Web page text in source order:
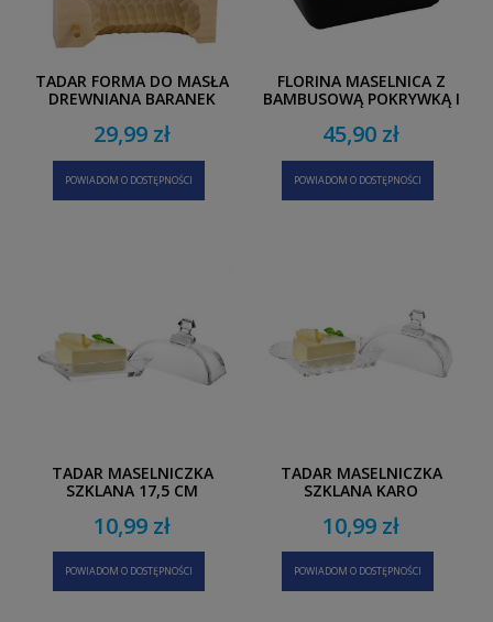
TADAR FORMA DO MASŁA
DREWNIANA BARANEK
29,99 zł
POWIADOM O DOSTĘPNOŚCI
FLORINA MASELNICA Z
BAMBUSOWĄ POKRYWKĄ I
CM CZARNA
45,90 zł
POWIADOM O DOSTĘPNOŚCI
TADAR MASELNICZKA
SZKLANA 17,5 CM
10,99 zł
POWIADOM O DOSTĘPNOŚCI
TADAR MASELNICZKA
SZKLANA KARO
10,99 zł
POWIADOM O DOSTĘPNOŚCI